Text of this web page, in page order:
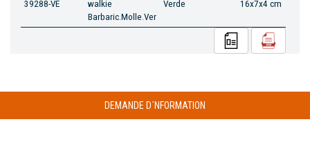
39288-VE
walkie
Barbaric.Molle.Ver
Verde 16x7x4 cm
DEMANDE D´NFORMATION